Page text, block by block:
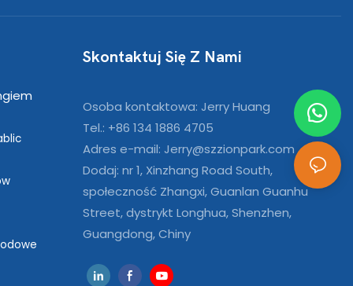
Skontaktuj Się Z Nami
Osoba kontaktowa: Jerry Huang
Tel.: +86 134 1886 4705
Adres e-mail: Jerry@szzionpark.com
Dodaj: nr 1, Xinzhang Road South,
społeczność Zhangxi, Guanlan Guanhu
Street, dystrykt Longhua, Shenzhen,
Guangdong, Chiny